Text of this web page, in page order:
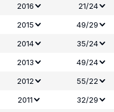
2016
21/24
2015
49/29
2014
35/24
2013
49/24
2012
55/22
2011
32/29